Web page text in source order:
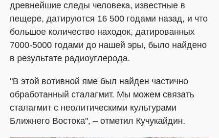
древнейшие следы человека, известные в
пещере, датируются 16 500 годами назад, и что
большое количество находок, датированных
7000-5000 годами до нашей эры, было найдено
в результате радиоуглерода.
"В этой вотивной яме был найден частично
обработанный сталагмит. Мы можем связать
сталагмит с неолитическими культурами
Ближнего Востока", – отметил Кучукайдин.